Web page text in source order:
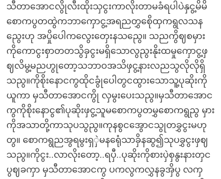
သီတာအောငလွိုလီးထိုးသှငွးကာလိုးတာမခံရပါပဲနှငွ့မိမိ
စောကပွတထွဲကဘာကှောငွ့အရညတွှစေိုထှကရွလသန
ညွေးဟု အပှိုပေါကလွေးတှေးနသညွေ။ သညကွိဈစမှား
ကိုကောငွးစှာတတသွိခှငွးမရှိသောလွညွးနိုးထမှုကှောငွ့ဖှ
ဈလိမွ့မညဟွုတော့သဘာဝအသိဖှငွ့နားလညသွလိုလိုရှိ
သညွ။ကိုစိုးနောငကွထိုငခွုံပေါတွငထွားသောသူ့ပုဆိုးကို
ယူကာ မှသီတာအောငကွို လှမွးပေးသညွ။မှသီတာအောင
ကွကိုစိုးနောငွ၏ပုဆိုးဖှငွ့သူမစောကပွတမွှစောကရွညွ မှား
ကိုအသာတို့ကာသုပသွညွ။ကုနစွငအွောငသွုတခွှငွးမဟု
တွ။ စောကရွညအွရမွးရှှဲမနရေုံသာခှိနဆွ၍သုပခွှငွးဖှဈ
သညွ။ကိုငွး..လာလိုးတော့..ရပှီ..ပုဆိုးကိုစားပှဲစှနွးနားတှင
ပွဈခကှာ မှသီတာအောငကွ ပကလွကလွှနခွအှိပွ လကှ